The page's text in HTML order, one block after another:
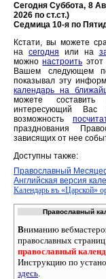
Сегодня Суббота, 8
2026 по ст.ст.)
Седмица 10-я по
Кстати, вы можете
на сегодня или на
можнонастроить
Вашем следующем
показывал эту
календарь на
можете
интересующий Вас
возможность
празднования
зависящих от нее
Доступны также:
Православный
Английская версия
Календарь въ «Царской»
Православный
Вниманию
православных
православный
Инструкцию по
здесь.